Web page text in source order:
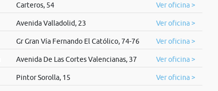
Carteros, 54 Ver oficina >
Avenida Valladolid, 23 Ver oficina >
Gr Gran Vía Fernando El Católico, 74-76 Ver oficina >
Avenida De Las Cortes Valencianas, 37 Ver oficina >
Pintor Sorolla, 15 Ver oficina >